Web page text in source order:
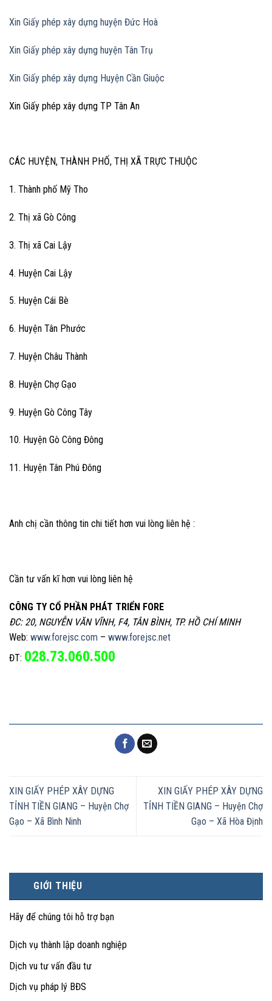
GIỚI THIỆU
Hãy để chúng tôi hỗ trợ bạn
Dịch vụ thành lập doanh nghiệp
Dịch vu tư vấn đầu tư
Dịch vụ pháp lý BĐS
Xin Giấy phép xây dựng huyện Đức Hoà
Xin Giấy phép xây dựng huyện Tân Trụ
Xin Giấy phép xây dựng Huyện Cần Giuộc
Xin Giấy phép xây dựng TP Tân An
CÁC HUYỆN, THÀNH PHỐ, THỊ XÃ TRỰC THUỘC
1. Thành phố Mỹ Tho
2. Thị xã Gò Công
3. Thị xã Cai Lậy
4. Huyện Cai Lậy
5. Huyện Cái Bè
6. Huyện Tân Phước
7. Huyện Châu Thành
8. Huyện Chợ Gạo
9. Huyện Gò Công Tây
10. Huyện Gò Công Đông
11. Huyện Tân Phú Đông
Anh chị cần thông tin chi tiết hơn vui lòng liên hệ :
Cần tư vấn kĩ hơn vui lòng liên hệ
CÔNG TY CỔ PHẦN PHÁT TRIỂN FORE
ĐC: 20, NGUYỄN VĂN VĨNH, F4, TÂN BÌNH, TP. HỒ CHÍ MINH
Web: www.forejsc.com – www.forejsc.net
ĐT: 028.73.060.500
XIN GIẤY PHÉP XÂY DỰNG
TỈNH TIỀN GIANG – Huyện Chợ
Gạo – Xã Bình Ninh
XIN GIẤY PHÉP XÂY DỰNG
TỈNH TIỀN GIANG – Huyện Chợ
Gạo – Xã Hòa Định